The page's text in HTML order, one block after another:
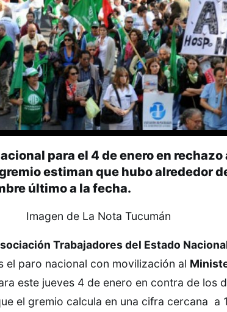
para el 4 de enero en
estiman que hubo alrededor
último a la fecha.
Trabajadores del Estado
el paro nacional con movilización al
este jueves 4 de enero en contra de los
el gremio calcula en una cifra cercana a